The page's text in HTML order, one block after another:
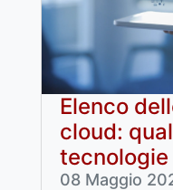
Elenco
cloud:
tecnologie
08 Maggio